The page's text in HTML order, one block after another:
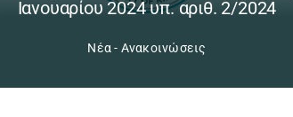
Ιανουαρίου 2024 υπ. αριθ. 2/2024
Νέα - Ανακοινώσεις